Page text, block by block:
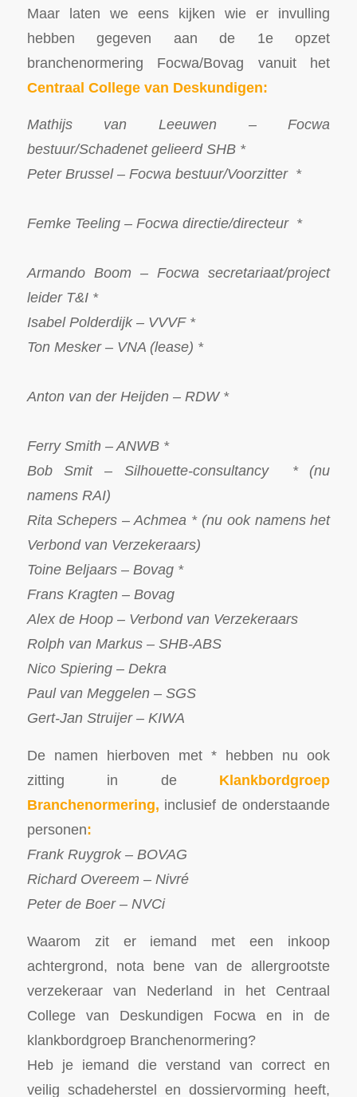
Maar laten we eens kijken wie er invulling
hebben gegeven aan de 1e opzet
branchenormering Focwa/Bovag vanuit het
Centraal College van Deskundigen:
Mathijs van Leeuwen – Focwa
bestuur/Schadenet gelieerd SHB *
Peter Brussel – Focwa bestuur/Voorzitter *
Femke Teeling – Focwa directie/directeur *
Armando Boom – Focwa secretariaat/project
leider T&I *
Isabel Polderdijk – VVVF *
Ton Mesker – VNA (lease) *
Anton van der Heijden – RDW *
Ferry Smith – ANWB *
Bob Smit – Silhouette-consultancy * (nu
namens RAI)
Rita Schepers – Achmea * (nu ook namens het
Verbond van Verzekeraars)
Toine Beljaars – Bovag *
Frans Kragten – Bovag
Alex de Hoop – Verbond van Verzekeraars
Rolph van Markus – SHB-ABS
Nico Spiering – Dekra
Paul van Meggelen – SGS
Gert-Jan Struijer – KIWA
De namen hierboven met * hebben nu ook
zitting in de Klankbordgroep
Branchenormering, inclusief de onderstaande
personen:
Frank Ruygrok – BOVAG
Richard Overeem – Nivré
Peter de Boer – NVCi
Waarom zit er iemand met een inkoop
achtergrond, nota bene van de allergrootste
verzekeraar van Nederland in het Centraal
College van Deskundigen Focwa en in de
klankbordgroep Branchenormering?
Heb je iemand die verstand van correct en
veilig schadeherstel en dossiervorming heeft,